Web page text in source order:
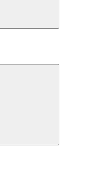
組み（日本）
み（米国/英語）